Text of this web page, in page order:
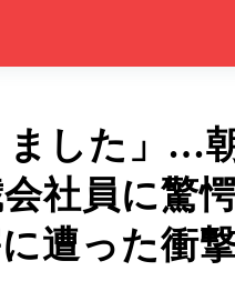
した」…
社員に驚
遭った衝